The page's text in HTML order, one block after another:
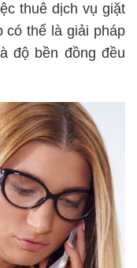
thuê dịch vụ giặt
có thể là giải pháp
độ bền đồng đều